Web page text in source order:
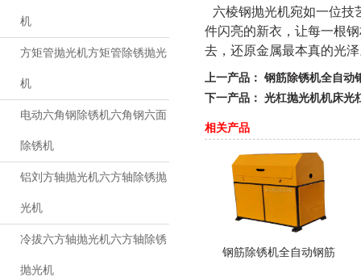
机
方矩管抛光机方矩管除锈抛光
机
电动六角钢除锈机六角钢六面
除锈机
铝刘方轴抛光机六方轴除锈抛
光机
冷拔六方轴抛光机六方轴除锈
抛光机
六棱钢抛光机宛如一位
件闪亮的新衣，让每一根
去，还原金属最本真的光
上一产品： 钢筋除锈机全自动
下一产品： 光杠抛光机机床光
相关产品
钢筋除锈机全自动钢筋